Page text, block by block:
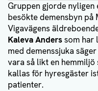
Gruppen gjorde nyligen
besökte demensbyn på
Vigavägens
Kaleva Anderssom har
med demenssjuka
vara så likt en
kallas för hyresgäster
patienter.